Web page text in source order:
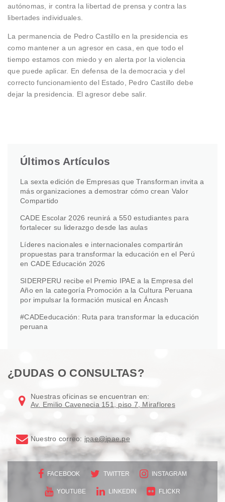
autónomas, ir contra la libertad de prensa y contra las
libertades individuales.
La permanencia de Pedro Castillo en la presidencia es
como mantener a un agresor en casa, en que todo el
tiempo estamos con miedo y en alerta por la violencia
que puede aplicar. En defensa de la democracia y del
correcto funcionamiento del Estado, Pedro Castillo debe
dejar la presidencia. El agresor debe salir.
Últimos Artículos
La sexta edición de Empresas que Transforman invita a
más organizaciones a demostrar cómo crean Valor
Compartido
CADE Escolar 2026 reunirá a 550 estudiantes para
fortalecer su liderazgo desde las aulas
Líderes nacionales e internacionales compartirán
propuestas para transformar la educación en el Perú
en CADE Educación 2026
SIDERPERU recibe el Premio IPAE a la Empresa del
Año en la categoría Promoción a la Cultura Peruana
por impulsar la formación musical en Áncash
#CADEeducación: Ruta para transformar la educación
peruana
¿DUDAS O CONSULTAS?
Nuestras oficinas se encuentran en:
Av. Emilio Cavenecia 151, piso 7, Miraflores
Nuestro correo: ipae@ipae.pe
FACEBOOK TWITTER INSTAGRAM
YOUTUBE LINKEDIN FLICKR